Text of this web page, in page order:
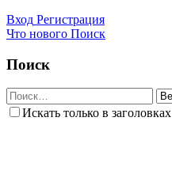
Вход Регистрация
Что нового Поиск
Поиск
Искать только в заголовках